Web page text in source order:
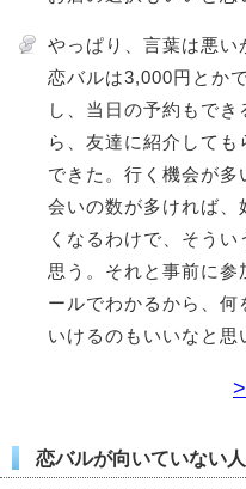
やっぱり、言葉は悪い
恋バルは3,000円とか
し、当日の予約もで
ら、友達に紹介して
できた。行く機会が多
会いの数が多ければ、
くなるわけで、そう
思う。それと事前に参
ールでわかるから、何
いけるのもいいなと思
恋バルが向いていない人